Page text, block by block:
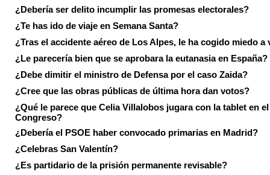
¿Debería ser delito incumplir las promesas electorales?
¿Te has ido de viaje en Semana Santa?
¿Tras el accidente aéreo de Los Alpes, le ha cogido miedo a
¿Le parecería bien que se aprobara la eutanasia en España?
¿Debe dimitir el ministro de Defensa por el caso Zaida?
¿Cree que las obras públicas de última hora dan votos?
¿Qué le parece que Celia Villalobos jugara con la tablet en el
Congreso?
¿Debería el PSOE haber convocado primarias en Madrid?
¿Celebras San Valentín?
¿Es partidario de la prisión permanente revisable?